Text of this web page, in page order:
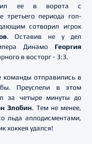
ее в ворота с
третьего периода гол-
сотворил игрок
. Оставив не у дел
Динамо Георгия
в восторг - 3:3.
команды отправились в
Преуспели в этом
за четыре минуты до
Злобин. Тем не менее,
льда аплодисментами,
хоккея удался!